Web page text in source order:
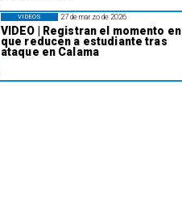
27 de marzo de 2026
VIDEO | Registran el momento en
que reducen a estudiante tras
ataque en Calama
VIDEOS